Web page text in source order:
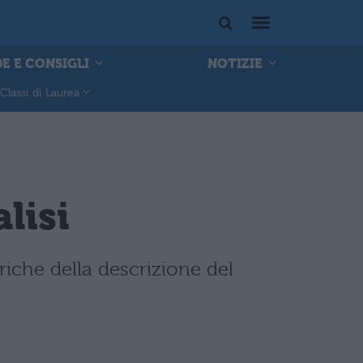
E CONSIGLI NOTIZIE
Classi di Laurea
della descrizione del